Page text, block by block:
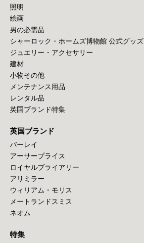
照明
絵画
男の必需品
シャーロック・ホームズ博物館 公式グッズ
ジュエリー・アクセサリー
建材
小物その他
メンテナンス用品
レンタル品
英国ブランド特集
英国ブランド
バーレイ
アーサープライス
ロイヤルブライアリー
アリミラー
ウィリアム・モリス
メートランドスミス
ネオム
特集